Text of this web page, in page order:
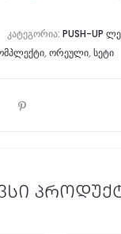
ᲙᲐᲢᲔᲒᲝᲠᲘᲐ: PUSH-UP
, ᲝᲠᲔᲣᲚᲘ, ᲡᲔᲢᲘ